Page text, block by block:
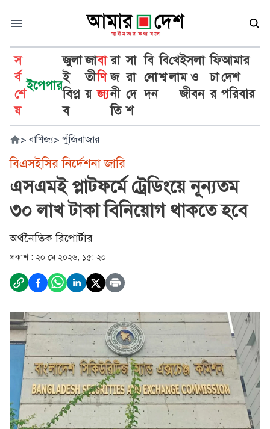
স
র্ব
শে
ষ
ইপেপার
জুলা
ই
বিপ্ল
ব
জা
তী
য়
বা
ণি
জ্য
রা
জ
নী
তি
সা
রা
দে
শ
বি
নো
দন
বি
শ্ব
খে
লা
ইসলা
ম ও
জীবন
ফি
চা
র
আমার
দেশ
পরিবার
> বাণিজ্য> পুঁজিবাজার
বিএসইসির নির্দেশনা জারি
এসএমই প্লাটফর্মে ট্রেডিংয়ে নূন্যতম
৩০ লাখ টাকা বিনিয়োগ থাকতে হবে
অর্থনৈতিক রিপোর্টার
প্রকাশ : ২০ মে ২০২৬, ১৫: ২০